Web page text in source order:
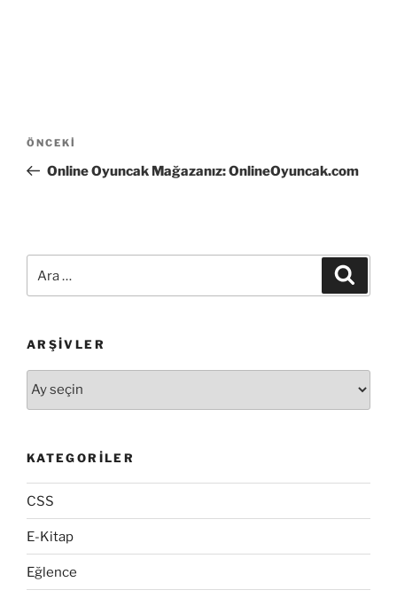
Yazı
Önceki
Yazı
ÖNCEKI
Online Oyuncak Mağazanız: OnlineOyuncak.com
ARŞIVLER
KATEGORILER
CSS
E-Kitap
Eğlence